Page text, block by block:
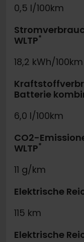
0,5 l/100km
WLTP*
18,2 kWh/100km
Batterie
6,0 l/100km
CO2-
WLTP*
11 g/km
Elektrische
115 km
Elektrische